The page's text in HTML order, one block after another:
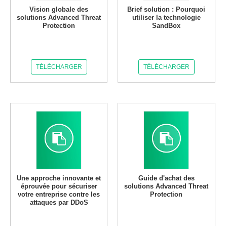
Vision globale des
solutions Advanced Threat
Protection
TÉLÉCHARGER
Brief solution : Pourquoi
utiliser la technologie
SandBox
TÉLÉCHARGER
Une approche innovante et
éprouvée pour sécuriser
votre entreprise contre les
attaques par DDoS
Guide d'achat des
solutions Advanced Threat
Protection